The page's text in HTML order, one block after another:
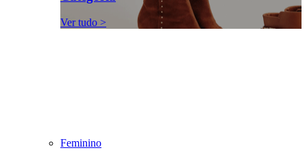
Ver tudo >
Feminino